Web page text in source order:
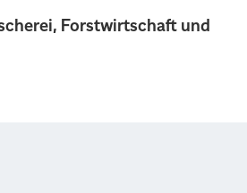
Forstwirtschaft und